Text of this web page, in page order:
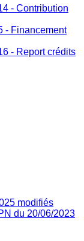
- Contribution
- Financement
- Report crédits
modifiés
du 20/06/2023